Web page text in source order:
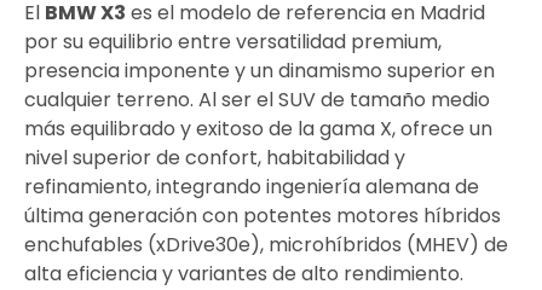
El BMW X3 es el modelo de referencia en Madrid
por su equilibrio entre versatilidad premium,
presencia imponente y un dinamismo superior en
cualquier terreno. Al ser el SUV de tamaño medio
más equilibrado y exitoso de la gama X, ofrece un
nivel superior de confort, habitabilidad y
refinamiento, integrando ingeniería alemana de
última generación con potentes motores híbridos
enchufables (xDrive30e), microhíbridos (MHEV) de
alta eficiencia y variantes de alto rendimiento.